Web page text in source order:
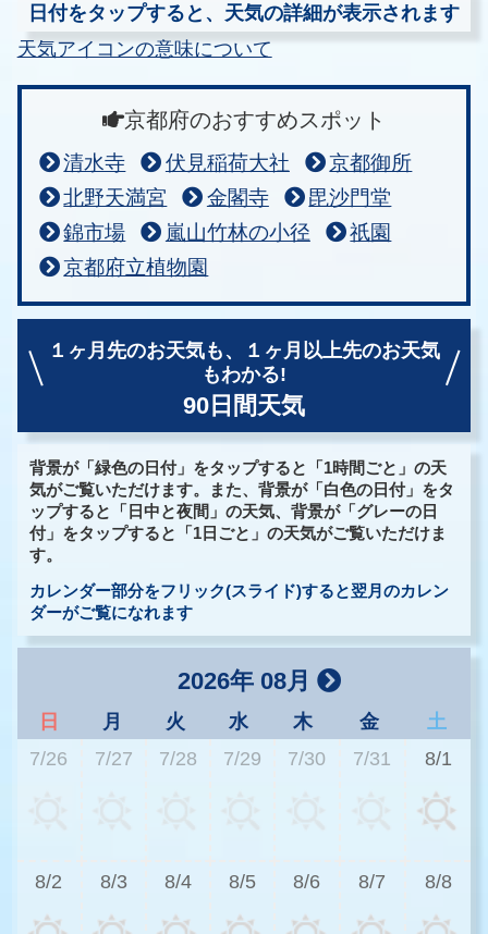
日付をタップすると、天気の詳細が表示されます
天気アイコンの意味について
京都府のおすすめスポット
清水寺 伏見稲荷大社
京都御所
北野天満宮
金閣寺
毘沙門堂
錦市場
嵐山竹林の小径
祇園
京都府立植物園
１ヶ月先のお天気も、
１ヶ月以上先のお天気
もわかる!
90日間天気
背景が「緑色の日付」をタップすると「1時間ごと」の天
気がご覧いただけます。また、背景が「白色の日付」をタ
ップすると「日中と夜間」の天気、背景が「グレーの日
付」をタップすると「1日ごと」の天気がご覧いただけま
す。
カレンダー部分をフリック(スライド)すると翌月のカレン
ダーがご覧になれます
2026年 08月
日 月 火 水 木 金
土
7/26
7/27 7/28 7/29 7/30 7/31 8/1
8/2 8/3 8/4 8/5 8/6 8/7 8/8